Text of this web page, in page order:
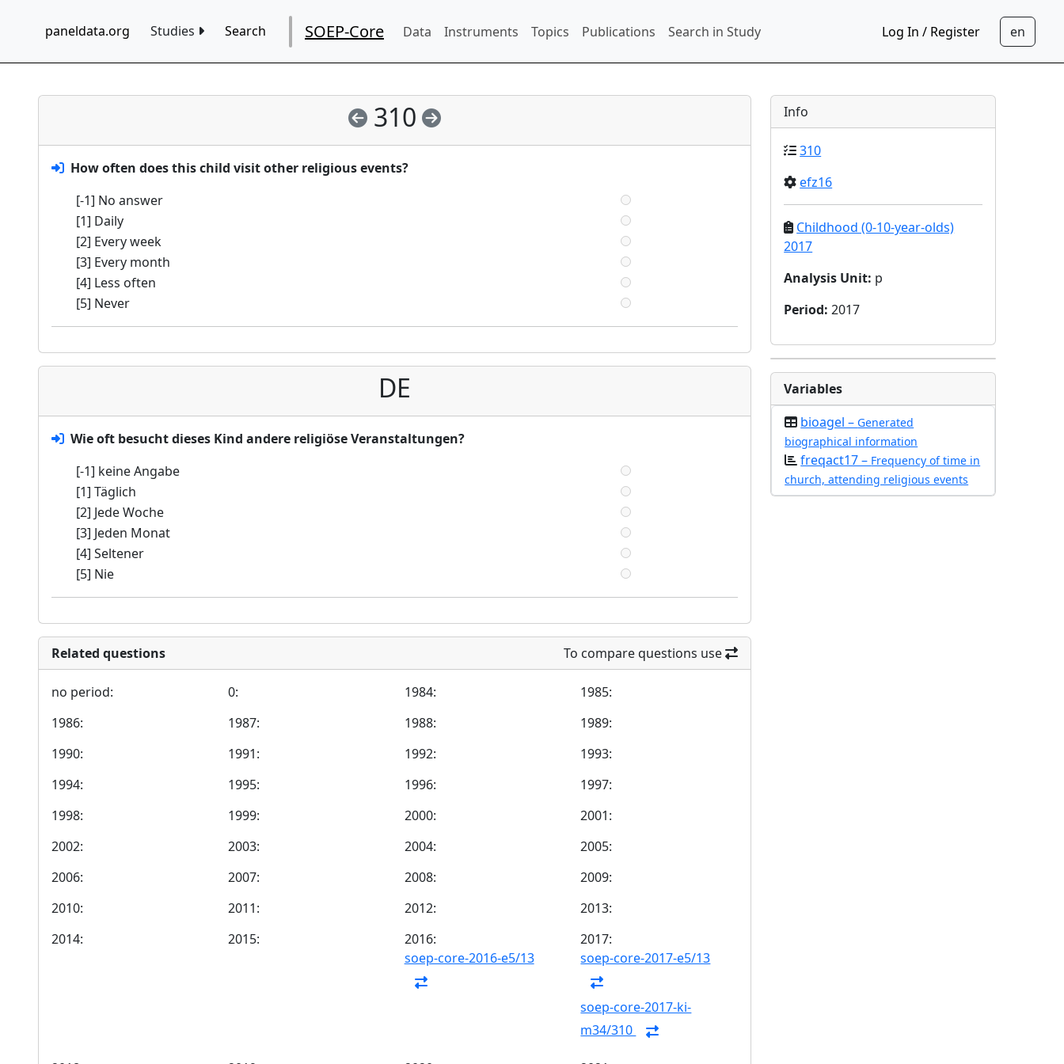
paneldata.org Studies Search SOEP-Core Data Instruments Topics Publications Search in Study Log In / Register
310
How often does this child visit other religious events?
[-1] No answer
[1] Daily
[2] Every week
[3] Every month
[4] Less often
[5] Never
DE
Wie oft besucht dieses Kind andere religiöse Veranstaltungen?
[-1] keine Angabe
[1] Täglich
[2] Jede Woche
[3] Jeden Monat
[4] Seltener
[5] Nie
Related questions To compare questions use
no period: 0: 1984:
1985:
1986:
1987: 1988:
1989:
1990:
1991: 1992:
1993:
1994:
1995: 1996:
1997:
1998:
1999: 2000:
2001:
2002:
2003: 2004:
2005:
2006:
2007: 2008:
2009:
2010:
2011: 2012:
2013:
2014:
2015:
2016:
soep-core-2016-e5/13
2017:
soep-core-2017-e5/13
soep-core-2017-ki-
m34/310
Info
310
efz16
Childhood (0-10-year-olds)
2017
Analysis Unit: p
Period:2017
Variables
bioagel – Generated
biographical information
freqact17 – Frequency of time in
church, attending religious events